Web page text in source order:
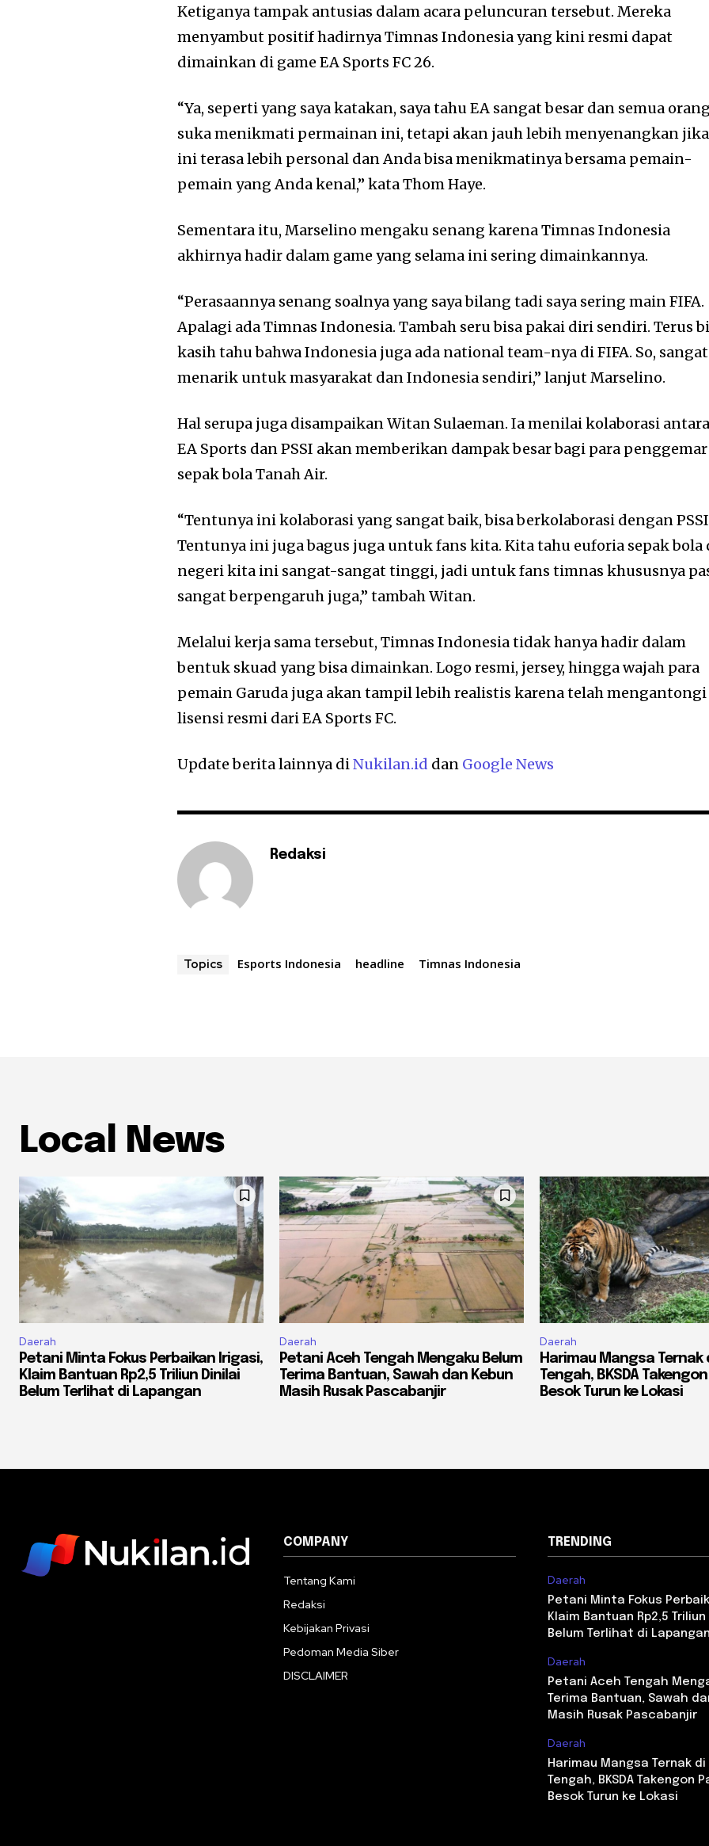
Ketiganya tampak antusias dalam acara peluncuran tersebut. Mereka
menyambut positif hadirnya Timnas Indonesia yang kini resmi dapat
dimainkan di game EA Sports FC 26.
“Ya, seperti yang saya katakan, saya tahu EA sangat besar dan semua orang
suka menikmati permainan ini, tetapi akan jauh lebih menyenangkan jika
ini terasa lebih personal dan Anda bisa menikmatinya bersama pemain-
pemain yang Anda kenal,” kata Thom Haye.
Sementara itu, Marselino mengaku senang karena Timnas Indonesia
akhirnya hadir dalam game yang selama ini sering dimainkannya.
“Perasaannya senang soalnya yang saya bilang tadi saya sering main FIFA.
Apalagi ada Timnas Indonesia. Tambah seru bisa pakai diri sendiri. Terus
kasih tahu bahwa Indonesia juga ada national team-nya di FIFA. So, sangat
menarik untuk masyarakat dan Indonesia sendiri,” lanjut Marselino.
Hal serupa juga disampaikan Witan Sulaeman. Ia menilai kolaborasi antara
EA Sports dan PSSI akan memberikan dampak besar bagi para penggemar
sepak bola Tanah Air.
“Tentunya ini kolaborasi yang sangat baik, bisa berkolaborasi dengan
Tentunya ini juga bagus juga untuk fans kita. Kita tahu euforia sepak bola
negeri kita ini sangat-sangat tinggi, jadi untuk fans timnas khususnya
sangat berpengaruh juga,” tambah Witan.
Melalui kerja sama tersebut, Timnas Indonesia tidak hanya hadir dalam
bentuk skuad yang bisa dimainkan. Logo resmi, jersey, hingga wajah para
pemain Garuda juga akan tampil lebih realistis karena telah mengantongi
lisensi resmi dari EA Sports FC.
Update berita lainnya diNukilan.id dan Google News
Redaksi
Topics Esports Indonesia headline Timnas Indonesia
Local News
Daerah
Petani Minta Fokus Perbaikan Irigasi,
Klaim Bantuan Rp2,5 Triliun Dinilai
Belum Terlihat di Lapangan
Daerah
Petani Aceh Tengah Mengaku Belum
Terima Bantuan, Sawah dan Kebun
Masih Rusak Pascabanjir
Daerah
Harimau Mangsa Ternak
Tengah, BKSDA
Besok Turun ke Lokasi
COMPANY
Tentang Kami
Redaksi
Kebijakan Privasi
Pedoman Media Siber
DISCLAIMER
TRENDING
Daerah
Petani Minta Fokus
Klaim Bantuan Rp2,5 Triliun
Belum Terlihat di Lapangan
Daerah
Petani Aceh Tengah
Terima Bantuan, Sawah
Masih Rusak Pascabanjir
Daerah
Harimau Mangsa Ternak di
Tengah, BKSDA Takengon
Besok Turun ke Lokasi